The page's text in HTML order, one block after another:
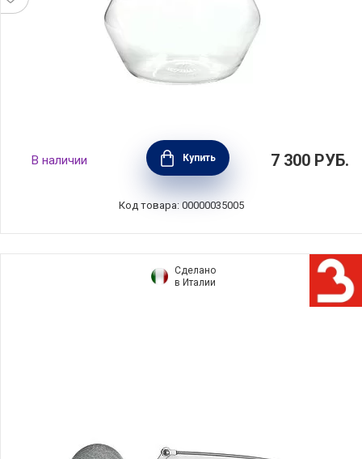
Кофеварка-пуровер для меденного
приготовления кофе 400 мл, стекло, Kitchen
Craft, Великобритания, LCCOFCARAFE
В наличии Купить 7 300 РУБ.
Код товара: 00000035005
Сделано
в Италии